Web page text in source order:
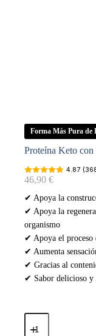
Forma Más Pura de
Proteína Keto
4.87
46,90 €
✔ Apoya la
✔ Apoya la
organismo
✔ Apoya el proceso
✔ Aumenta
✔ Gracias al
✔ Sabor delicioso y
Proteína
Keto